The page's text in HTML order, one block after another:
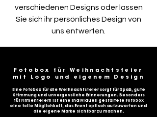
verschiedenen Designs oder lassen
Sie sich ihr persönliches Design von
uns entwerfen.
Fotobox für Weihnachtsfeier
mit Logo und eigenem Design
Eine Fotobox für die Weihnachtsfeier sorgt für Spaß, gute
Stimmung und unvergessliche Erinnerungen. Besonders
für Firmenfeiern ist eine individuell gestaltete Fotobox
eine tolle Möglichkeit, das Event optisch aufzuwerten und
die eigene Marke sichtbar zu machen.